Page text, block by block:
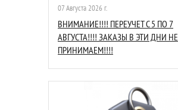
07 Августа 2026 г.
ВНИМАНИЕ!!!! ПЕРЕУЧЕТ С 5 ПО 7
АВГУСТА!!!! ЗАКАЗЫ В ЭТИ ДНИ НЕ
ПРИНИМАЕМ!!!!